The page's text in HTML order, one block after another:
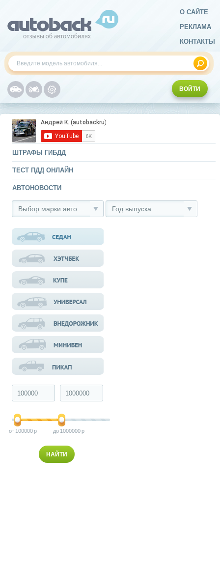
О САЙТЕ
РЕКЛАМА
КОНТАКТЫ
ВОЙТИ
ШТРАФЫ ГИБДД
ТЕСТ ПДД ОНЛАЙН
АВТОНОВОСТИ
Выбор марки авто ... Год выпуска ...
100000 1000000